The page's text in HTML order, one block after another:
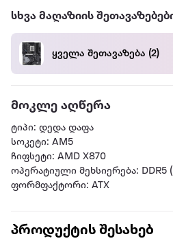
სხვა მაღაზიის
ყველა შეთავაზება (2)
მოკლე აღწერა
ტიპი: დედა დაფა
სოკეტი: AM5
ჩიფსეტი: AMD X870
ოპერატიული მეხსიერება: DDR5
ფორმფაქტორი: ATX
პროდუქტის შესახებ